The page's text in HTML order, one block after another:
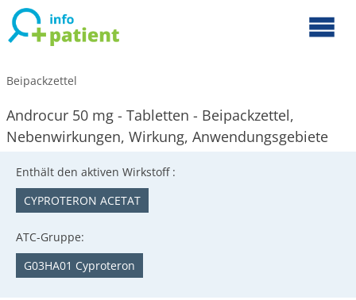
Beipackzettel
Androcur 50 mg - Tabletten - Beipackzettel,
Nebenwirkungen, Wirkung, Anwendungsgebiete
Enthält den aktiven Wirkstoff :
CYPROTERON ACETAT
ATC-Gruppe:
G03HA01 Cyproteron